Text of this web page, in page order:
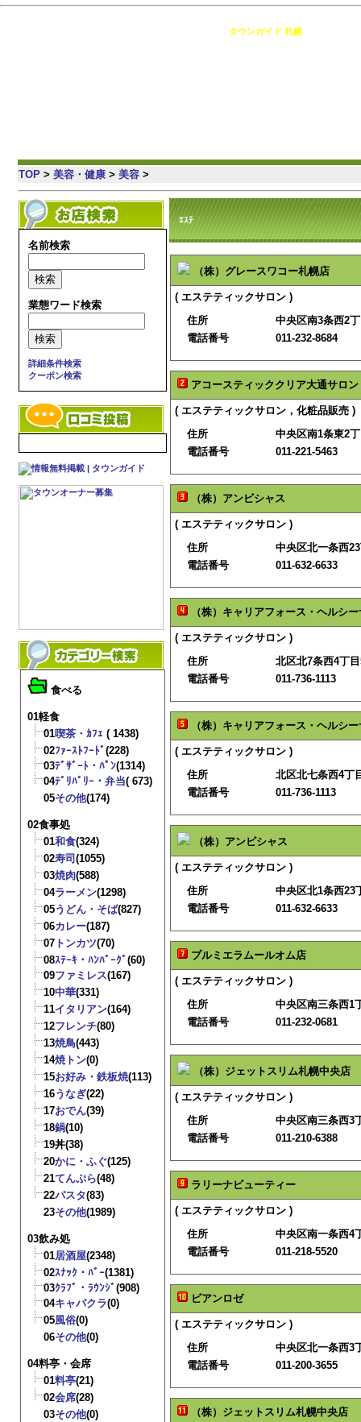
タウンガイド 札幌
TOP > 美容・健康 > 美容 >
名前検索
業態ワード検索
詳細条件検索
クーポン検索
食べる
01軽食
01喫茶・ｶﾌｪ ( 1438)
02ﾌｧｰｽﾄﾌｰﾄﾞ(228)
03ﾃﾞｻﾞｰﾄ・ﾊﾟﾝ(1314)
04ﾃﾞﾘﾊﾞﾘｰ・弁当( 673)
05その他(174)
02食事処
01和食(324)
02寿司 (1055)
03焼肉(588)
04ラーメン(1298)
05うどん・そば(827)
06カレー(187)
07 トンカツ(70)
08ｽﾃｰｷ・ﾊﾝﾊﾞｰｸﾞ(60)
09ファミレス(167)
10中華(331)
11イタリアン(164)
12フレンチ(80)
13焼鳥(443)
14焼トン(0)
15お好み・鉄板焼(113)
16うなぎ(22)
17おでん(39)
18鍋(10)
19丼(38)
20かに・ふぐ(125)
21てんぷら(48)
22パスタ(83)
23その他(1989)
03飲み処
01居酒屋(2348)
02ｽﾅｯｸ・ﾊﾞｰ(1381)
03ｸﾗﾌﾞ・ﾗｳﾝｼﾞ(908)
04キャバクラ(0)
05風俗(0)
06その他(0)
04料亭・会席
01料亭(21)
02会席(28)
03その他(0)
ｴｽﾃ
（株）グレースワコー札幌店
( エステティックサロン )
住所
中央区南3条西2
電話番号
011-232-8684
アコースティッククリア大通サロン
( エステティックサロン，化粧品販売 )
住所
中央区南1条東2
電話番号
011-221-5463
（株）アンビシャス
( エステティックサロン )
住所
中央区北一条西
電話番号
011-632-6633
（株）キャリアフォース・ヘルシ
( エステティックサロン )
住所
北区北7条西4丁
電話番号
011-736-1113
（株）キャリアフォース・ヘルシ
( エステティックサロン )
住所
北区北七条西4丁
電話番号
011-736-1113
（株）アンビシャス
( エステティックサロン )
住所
中央区北1条西23
電話番号
011-632-6633
プルミエラムールオム店
( エステティックサロン )
住所
中央区南三条西1
電話番号
011-232-0681
（株）ジェットスリム札幌中央店
( エステティックサロン )
住所
中央区南三条西3
電話番号
011-210-6388
ラリーナビューティー
( エステティックサロン )
住所
中央区南一条西4
電話番号
011-218-5520
ビアンロゼ
( エステティックサロン )
住所
中央区北一条西3
電話番号
011-200-3655
（株）ジェットスリム札幌中央店